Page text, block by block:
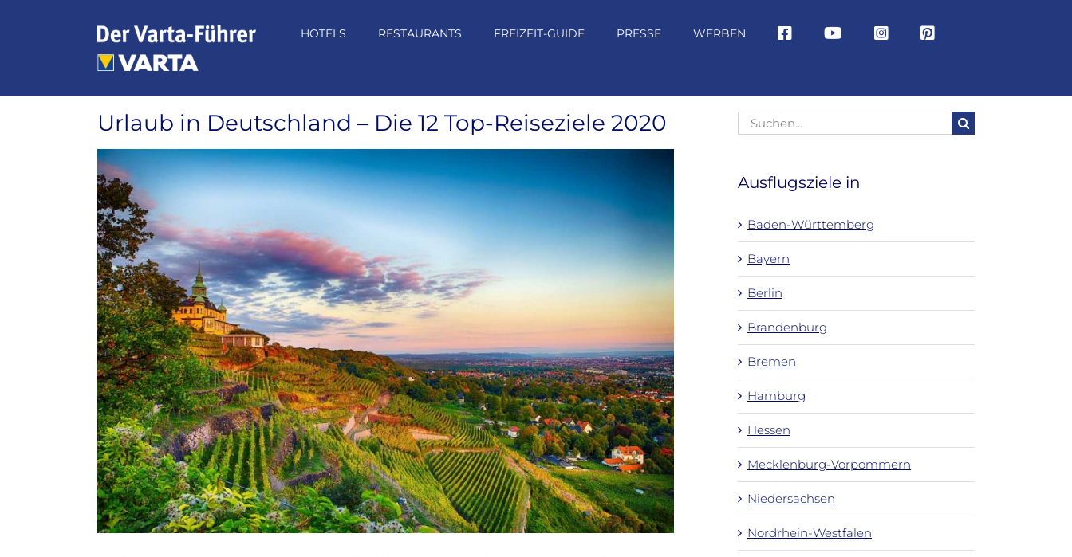
HOTELS RESTAURANTS FREIZEIT-GUIDE PRESSE WERBEN
Urlaub in Deutschland – Die 12 Top-Reiseziele 2020
Zeige
grösseres
Bild
Suche
nach:
Ausflugsziele in
Baden-Württemberg
Bayern
Berlin
Brandenburg
Bremen
Hamburg
Hessen
Mecklenburg-Vorpommern
Niedersachsen
Nordrhein-Westfalen